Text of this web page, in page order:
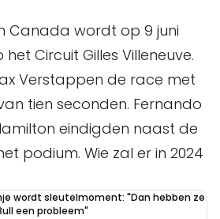
Canada wordt op 9 juni
Circuit Gilles Villeneuve.
Verstappen de race met
tien seconden. Fernando
eindigden naast de
podium. Wie zal er in 2024
wordt sleutelmoment: "Dan hebben ze
een probleem"